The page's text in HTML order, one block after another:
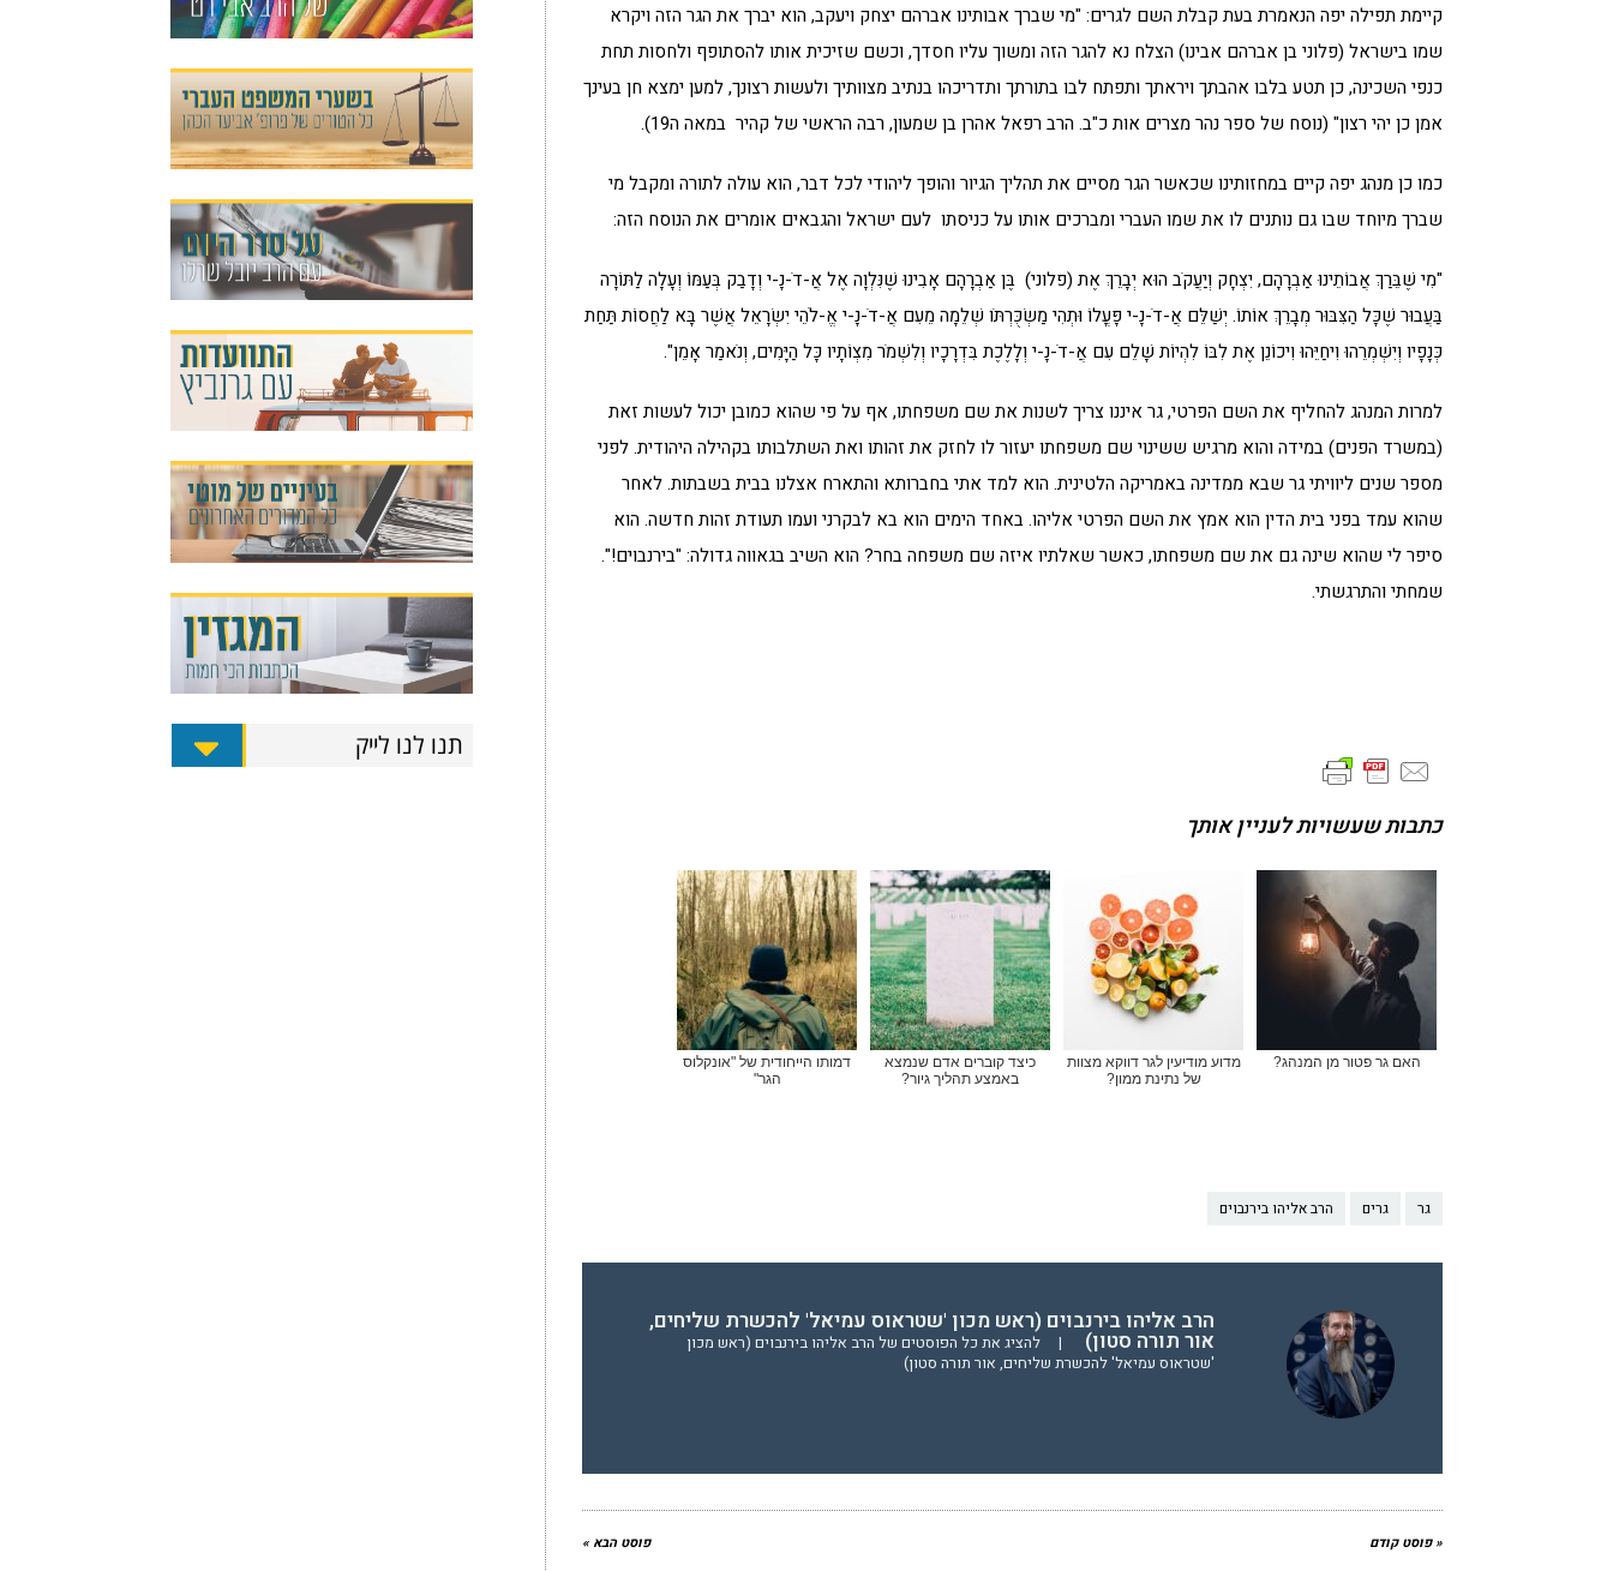
קיימת תפילה יפה הנאמרת בעת קבלת השם לגרים: "מי שברך אבותינו אברהם יצחק ויעקב, הוא יברך את הגר הזה ויקרא
שמו בישראל (פלוני בן אברהם אבינו) הצלח נא להגר הזה ומשוך עליו חסדך, וכשם שזיכית אותו להסתופף ולחסות תחת
כנפי השכינה, כן תטע בלבו אהבתך ויראתך ותפתח לבו בתורתך ותדריכהו בנתיב מצוותיך ולעשות רצונך, למען ימצא חן בעינך
אמן כן יהי רצון" (נוסח של ספר נהר מצרים אות כ"ב. הרב רפאל אהרן בן שמעון,רבה הראשי של קהיר במאה ה19).
כמו כן מנהג יפה קיים במחזותינו שכאשר הגר מסיים את תהליך הגיור והופך ליהודי לכל דבר, הוא עולה לתורה ומקבל מי
שברך מיוחד שבו גם נותנים לו את שמו העברי ומברכים אותו על כניסתו לעם ישראל והגבאים אומרים את הנוסח הזה:
"מִי שֶׁבֵּרַךְ אֲבוֹתֵינוּ אַבְרָהָם, יִצְחָק וְיַעֲקֹב הוּא יְבָרֵךְ אֶת (פלוני) בֶּן אַבְרָהָם אָבִינוּ שֶׁנִּלְוָה אֶל אֲ-דֹ-נָ-י וְדָבַק בְּעַמּוֹ וְעָלָה לַתּוֹרָה
בַּעֲבוּר שֶׁכָּל הַצִּבּוּר מְבָרֵךְ אוֹתוֹ. יְשַׁלֵּם אֲ-דֹ-נָ-י פָּעֳלוֹ וּתְהִי מַשְׂכֻּרְתֹּו שְׁלֵמָה מֵעִם אֲ-דֹ-נָ-י אֱ-לֹהֵי יִשְׂרָאֵל אֲשֶׁר בָּא לַחֲסוֹת תַּחַת
כְּנָפָיו וְיִשְׁמְרֵהוּ וִיחַיֵּהוּ וִיכוֹנֵן אֶת לִבּוֹ לִהְיוֹת שָׁלֵם עִם אֲ-דֹ-נָ-י וְלָלֶכֶת בִּדְרָכָיו וְלִשְׁמֹר מִצְוֹתָיו כָּל הַיָּמִים, וְנֹאמַר אָמֵן".
למרות המנהג להחליף את השם הפרטי, גר איננו צריך לשנות את שם משפחתו, אף על פי שהוא כמובן יכול לעשות זאת
(במשרד הפנים) במידה והוא מרגיש ששינוי שם משפחתו יעזור לו לחזק את זהותו ואת השתלבותו בקהילה היהודית. לפני
מספר שנים ליוויתי גר שבא ממדינה באמריקה הלטינית. הוא למד אתי בחברותא והתארח אצלנו בבית בשבתות. לאחר
שהוא עמד בפני בית הדין הוא אמץ את השם הפרטי אליהו. באחד הימים הוא בא לבקרני ועמו תעודת זהות חדשה. הוא
סיפר לי שהוא שינה גם את שם משפחתו, כאשר שאלתיו איזה שם משפחה בחר? הוא השיב בגאווה גדולה: "בירנבוים!".
שמחתי והתרגשתי.
כתבות שעשויות לעניין אותך
האם גר פטור מן המנהג?
מדוע מודיעין לגר דווקא מצוות
של נתינת ממון?
כיצד קוברים אדם שנמצא
באמצע תהליך גיור?
דמותו הייחודית של "אונקלוס
הגר"
גר גרים הרב אליהו בירנבוים
הרב אליהו בירנבוים (ראש מכון 'שטראוס עמיאל' להכשרת שליחים,
אור תורה סטון) |
להציג את כל הפוסטים של הרב אליהו בירנבוים (ראש מכון
'שטראוס עמיאל' להכשרת שליחים, אור תורה סטון)
« פוסט קודם פוסט הבא »
תנו לנו לייק